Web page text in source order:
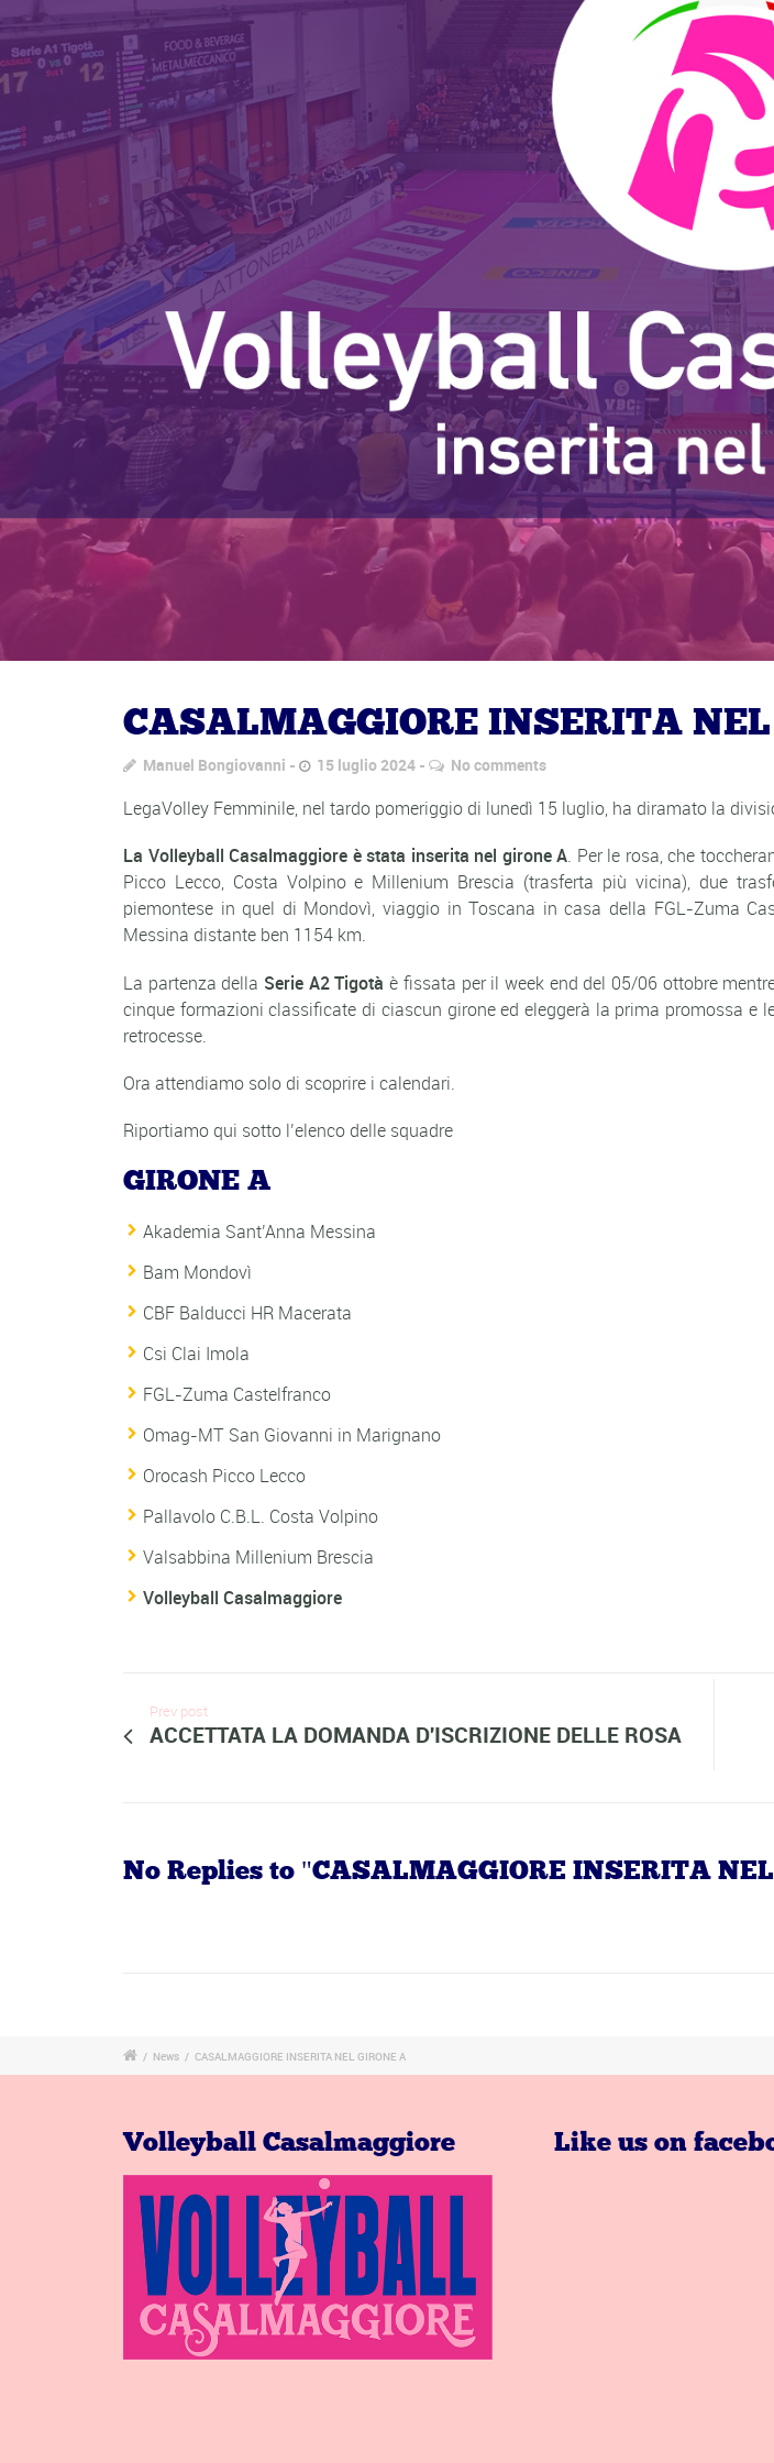
CASALMAGGIORE INSERITA
Manuel Bongiovanni 15 luglio 2024 No comments
LegaVolley Femminile, nel tardo pomeriggio di lunedì 15 luglio, ha diramato la
La Volleyball Casalmaggiore è stata inserita nel girone A. Per le rosa, che
Picco Lecco, Costa Volpino e Millenium Brescia (trasferta più vicina), due
piemontese in quel di Mondovì, viaggio in Toscana in casa della FGL-Zuma
Messina distante ben 1154 km.
La partenza della Serie A2 Tigotà è fissata per il week end del 05/06 ottobre
cinque formazioni classificate di ciascun girone ed eleggerà la prima promossa e
retrocesse.
Ora attendiamo solo di scoprire i calendari.
Riportiamo qui sotto l’elenco delle squadre
GIRONE A
Akademia Sant’Anna Messina
Bam Mondovì
CBF Balducci HR Macerata
Csi Clai Imola
FGL-Zuma Castelfranco
Omag-MT San Giovanni in Marignano
Orocash Picco Lecco
Pallavolo C.B.L. Costa Volpino
Valsabbina Millenium Brescia
Volleyball Casalmaggiore
Prev post
ACCETTATA LA DOMANDA D'ISCRIZIONE DELLE ROSA
No Replies to "CASALMAGGIORE INSERITA
/ News / CASALMAGGIORE INSERITA NEL GIRONE A
Volleyball Casalmaggiore Like us on